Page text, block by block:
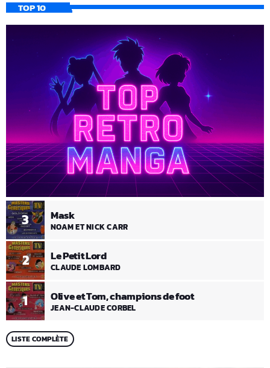
TOP 10
1 Olive et Tom, champions de foot
JEAN-CLAUDE CORBEL
2 Le Petit Lord
CLAUDE LOMBARD
3 Mask
NOAM ET NICK CARR
LISTE COMPLÈTE